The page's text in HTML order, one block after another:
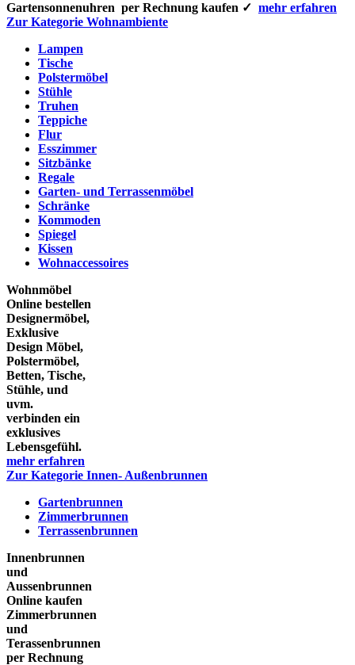
Gartensonnenuhren per Rechnung kaufen ✓ mehr erfahren
Zur Kategorie Wohnambiente
Lampen
Tische
Polstermöbel
Stühle
Truhen
Teppiche
Flur
Esszimmer
Sitzbänke
Regale
Garten- und Terrassenmöbel
Schränke
Kommoden
Spiegel
Kissen
Wohnaccessoires
Wohnmöbel
Online bestellen
Designermöbel,
Exklusive
Design Möbel,
Polstermöbel,
Betten, Tische,
Stühle, und
uvm.
verbinden ein
exklusives
Lebensgefühl.
mehr erfahren
Zur Kategorie Innen- Außenbrunnen
Gartenbrunnen
Zimmerbrunnen
Terrassenbrunnen
Innenbrunnen
und
Aussenbrunnen
Online kaufen
Zimmerbrunnen
und
Terassenbrunnen
per Rechnung